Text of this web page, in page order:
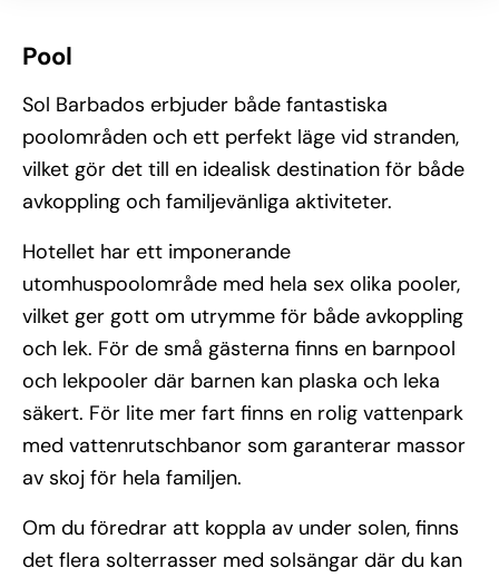
Pool
Sol Barbados erbjuder både fantastiska
poolområden och ett perfekt läge vid stranden,
vilket gör det till en idealisk destination för både
avkoppling och familjevänliga aktiviteter.
Hotellet har ett imponerande
utomhuspoolområde med hela sex olika pooler,
vilket ger gott om utrymme för både avkoppling
och lek. För de små gästerna finns en barnpool
och lekpooler där barnen kan plaska och leka
säkert. För lite mer fart finns en rolig vattenpark
med vattenrutschbanor som garanterar massor
av skoj för hela familjen.
Om du föredrar att koppla av under solen, finns
det flera solterrasser med solsängar där du kan